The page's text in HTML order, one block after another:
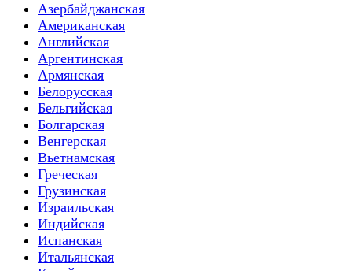
Азербайджанская
Американская
Английская
Аргентинская
Армянская
Белорусская
Бельгийская
Болгарская
Венгерская
Вьетнамская
Греческая
Грузинская
Израильская
Индийская
Испанская
Итальянская